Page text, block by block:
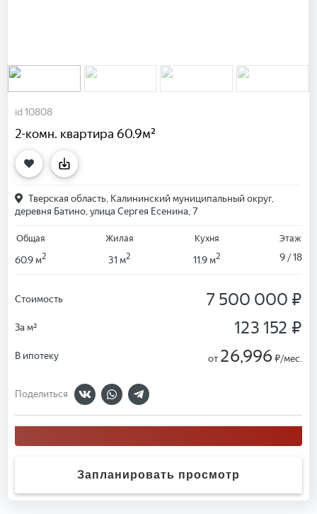
id 10808
2-комн. квартира 60.9м²
Тверская область, Калининский муниципальный округ,
деревня Батино, улица Сергея Есенина, 7
Общая
60.9 м2
Жилая
31 м2
Кухня
11.9 м2
Этаж
9 / 18
Стоимость 7 500 000 ₽
За м² 123 152 ₽
В ипотеку от 26,996 ₽/мес.
Поделиться
Запланировать просмотр